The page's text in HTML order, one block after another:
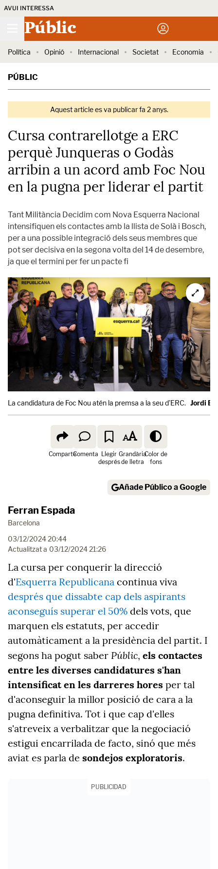
AVUI INTERESSA
Públic
Política Opinió Internacional Societat Economia
PÚBLIC
Aquest article es va publicar fa 2 anys.
Cursa contrarellotge a ERC
perquè Junqueras o Godàs
arribin a un acord amb Foc Nou
en la pugna per liderar el partit
Tant Militància Decidim com Nova Esquerra Nacional
intensifiquen els contactes amb la llista de Solà i Bosch,
per a una possible integració dels seus membres que
pot ser decisiva en la segona volta del 14 de desembre,
ja que el termini per fer un pacte fi
La candidatura de Foc Nou atén la premsa a la seu d'ERC. Jordi
ComparteComenta Llegir
després
Grandària
de lletra
Color de
fons
Añade Público a Google
Ferran Espada
Barcelona
03/12/2024 20:44
Actualitzat a 03/12/2024 21:26
La cursa per conquerir la direcció
d'Esquerra Republicana continua viva
després que dissabte cap dels aspirants
aconseguís superar el 50% dels vots, que
marquen els estatuts, per accedir
automàticament a la presidència del partit. I
segons ha pogut saber Públic, els contactes
entre les diverses candidatures s'han
intensificat en les darreres hores per tal
d'aconseguir la millor posició de cara a la
pugna definitiva. Tot i que cap d'elles
s'atreveix a verbalitzar que la negociació
estigui encarrilada de facto, sinó que més
aviat es parla de sondejos exploratoris.
PUBLICIDAD